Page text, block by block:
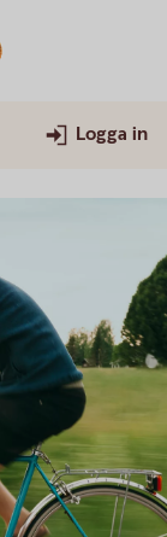
Logga in